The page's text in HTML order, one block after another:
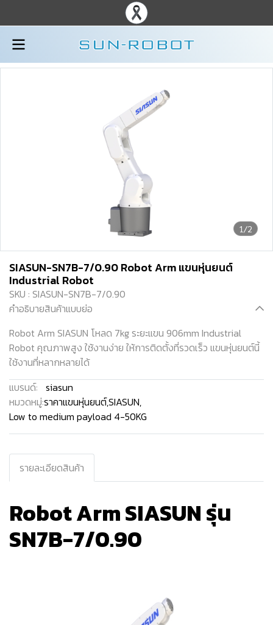
1/2
SIASUN-SN7B-7/0.90 Robot Arm แขนหุ่นยนต์
Industrial Robot
SKU : SIASUN-SN7B-7/0.90
คำอธิบายสินค้าแบบย่อ
Robot Arm SIASUN โหลด 7kg ระยะแขน 906mm Industrial
Robot คุณภาพสูง ใช้งานง่าย ให้การติดตั้งที่รวดเร็ว แขนหุ่นยนต์นี้
ใช้งานที่หลากหลายได้
แบรนด์: siasun
หมวดหมู่:ราคาแขนหุ่นยนต์,SIASUN,
Low to medium payload 4-50KG
รายละเอียดสินค้า
Robot Arm SIASUN รุ่น
SN7B-7/0.90